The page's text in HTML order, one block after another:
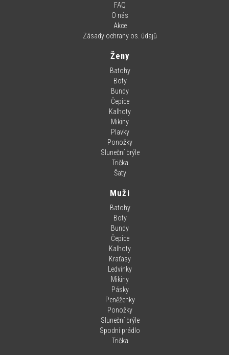
FAQ
O nás
Akce
Zásady ochrany os. údajů
Ženy
Batohy
Boty
Bundy
Čepice
Kalhoty
Mikiny
Plavky
Ponožky
Sluneční brýle
Trička
Šaty
Muži
Batohy
Boty
Bundy
Čepice
Kalhoty
Kraťasy
Ledvinky
Mikiny
Pásky
Peněženky
Ponožky
Sluneční brýle
Spodní prádlo
Trička